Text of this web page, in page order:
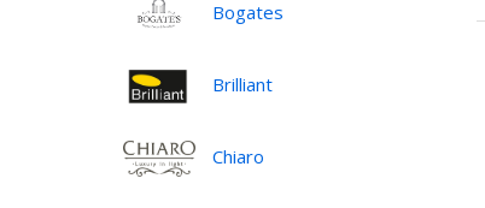
Bogates
Brilliant
Chiaro